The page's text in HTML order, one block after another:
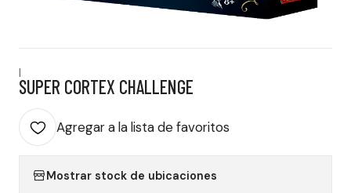
|
SUPER CORTEX CHALLENGE
Agregar a la lista de favoritos
Mostrar stock de ubicaciones